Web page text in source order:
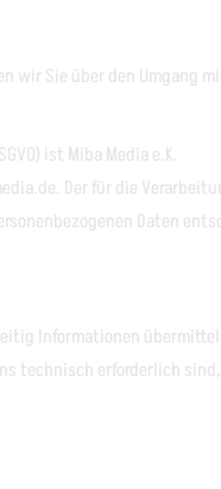
Sie über den Umgang
ist Miba Media e.K.
Der für die
Daten
Informationen
technisch erforderlich